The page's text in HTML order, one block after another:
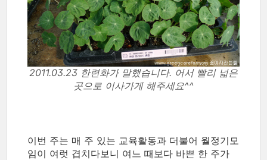
2011.03.23 한련화가 말했습니다. 어서 빨리 넓은
곳으로 이사가게 해주세요^^
이번 주는 매 주 있는 교육활동과 더불어 월정기모
임이 여럿 겹치다보니 여느 때보다 바쁜 한 주가